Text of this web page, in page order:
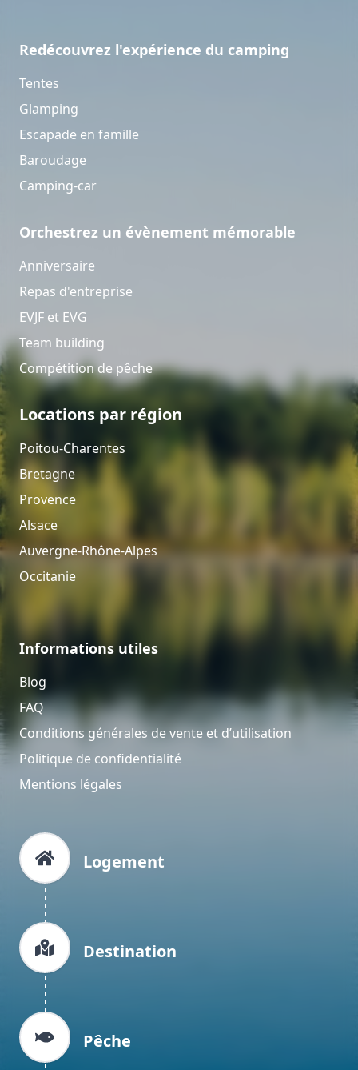
Redécouvrez l'expérience du camping
Tentes
Glamping
Escapade en famille
Baroudage
Camping-car
Orchestrez un évènement mémorable
Anniversaire
Repas d'entreprise
EVJF et EVG
Team building
Compétition de pêche
Locations par région
Poitou-Charentes
Bretagne
Provence
Alsace
Auvergne-Rhône-Alpes
Occitanie
Informations utiles
Blog
FAQ
Conditions générales de vente et d’utilisation
Politique de confidentialité
Mentions légales
Logement
Destination
Pêche